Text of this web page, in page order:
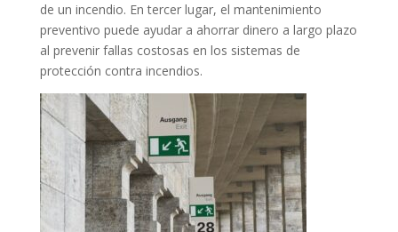
de un incendio. En tercer lugar, el mantenimiento
preventivo puede ayudar a ahorrar dinero a largo plazo
al prevenir fallas costosas en los sistemas de
protección contra incendios.